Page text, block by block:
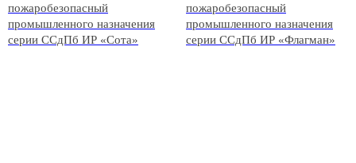
пожаробезопасный
промышленного назначения
серии ССдПб ИР «Сота»
пожаробезопасный
промышленного назначения
серии ССдПб ИР «Флагман»